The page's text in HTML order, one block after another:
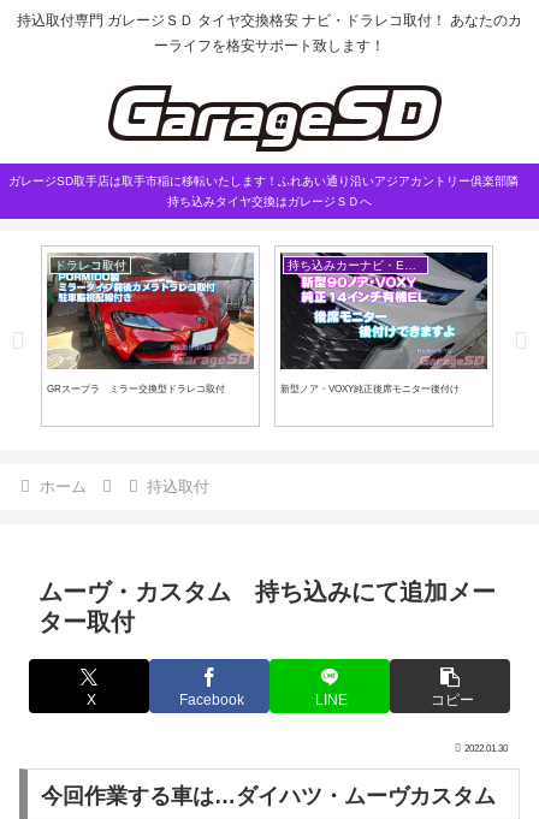
持込取付専門 ガレージＳＤ タイヤ交換格安 ナビ・ドラレコ取付！ あなたのカ
ーライフを格安サポート致します！
ガレージSD取手店は取手市稲に移転いたします！ふれあい通り沿いアジアカントリー俱楽部隣
持ち込みタイヤ交換はガレージＳＤへ
ドラレコ取付
GRスープラ ミラー交換型ドラレコ取付 新型ノア・VOXY純正後席モニター後付け
ホーム 持込取付
ムーヴ・カスタム 持ち込みにて追加メー
ター取付
X Facebook LINE コピー
2022.01.30
今回作業する車は…ダイハツ・ムーヴカスタム